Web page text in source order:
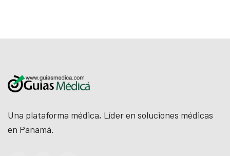
Una plataforma médica, Líder en soluciones médicas
en Panamá.